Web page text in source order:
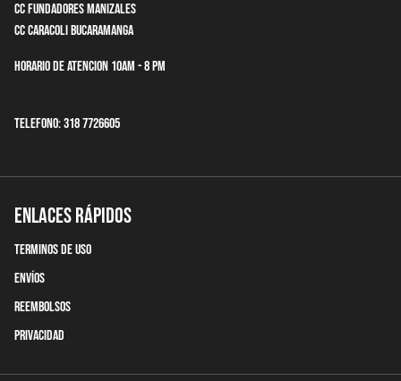
CC Fundadores Manizales
CC Caracoli Bucaramanga
Horario de Atencion 10am - 8 pm
Telefono: 318 7726605
Enlaces Rápidos
terminos de uso
Envíos
Reembolsos
Privacidad